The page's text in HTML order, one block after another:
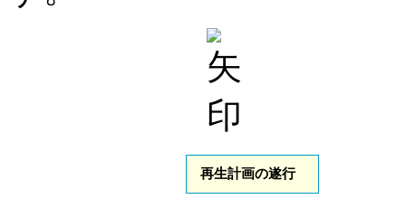
再生計画の遂行